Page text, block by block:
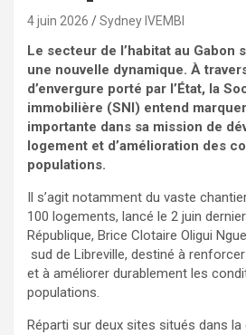
4 juin 2026 Sydney IVEMBI
Le secteur de l’habitat au Gabon
une nouvelle dynamique. À
d’envergure porté par l’État, la
immobilière (SNI) entend
importante dans sa mission de
logement et d’amélioration des
populations.
Il s’agit notamment du vaste
100 logements, lancé le 2 juin
République, Brice Clotaire Oligui
sud de Libreville, destiné à
et à améliorer durablement les
populations.
Réparti sur deux sites situés dans